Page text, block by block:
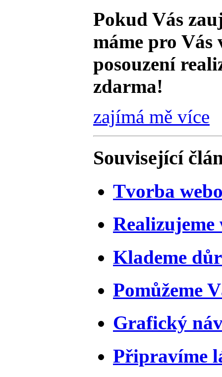
Pokud Vás
máme pro
posouzení
zdarma!
zajímá mě více
Související
Tvorba
Realizujeme
Klademe
Pomůžeme
Grafický
Připravíme